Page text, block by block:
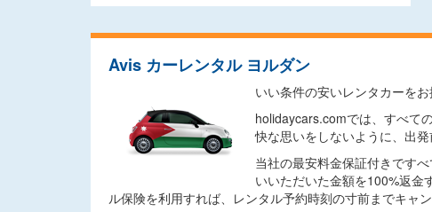
Avis カーレンタル ヨルダン
いい条件の安いレンタカーを
holidaycars.comでは、すべて
快な思いをしないように、出
当社の最安料金保証付きです
いいただいた金額を100%返金
ル保険を利用すれば、レンタル予約時刻の寸前までキャ